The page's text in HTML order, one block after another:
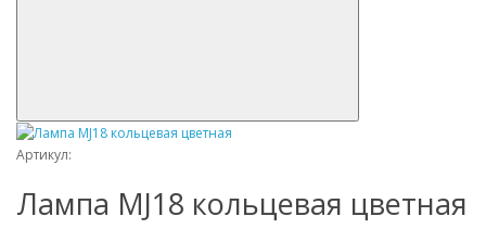
Артикул:
Лампа MJ18 кольцевая цветная